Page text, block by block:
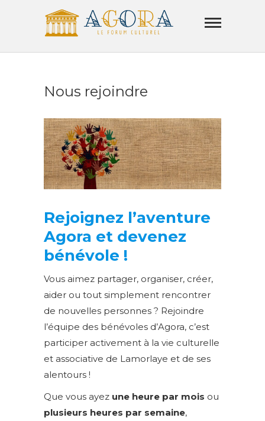
Agora
LE FORUM CULTUREL
Nous rejoindre
Rejoignez l’aventure
Agora et devenez
bénévole !
Vous aimez partager, organiser, créer,
aider ou tout simplement rencontrer
de nouvelles personnes ? Rejoindre
l’équipe des bénévoles d’Agora, c’est
participer activement à la vie culturelle
et associative de Lamorlaye et de ses
alentours !
Que vous ayez une heure par mois ou
plusieurs heures par semaine,